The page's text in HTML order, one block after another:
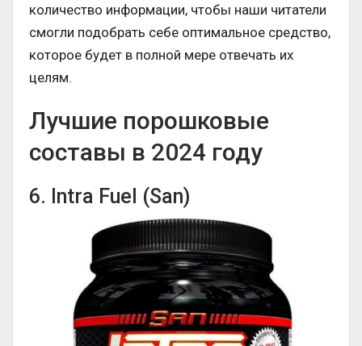
количество информации, чтобы наши читатели
смогли подобрать себе оптимальное средство,
которое будет в полной мере отвечать их
целям.
Лучшие порошковые
составы в 2024 году
6. Intra Fuel (San)